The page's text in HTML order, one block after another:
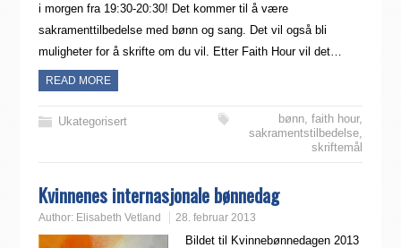
i morgen fra 19:30-20:30! Det kommer til å være
sakramenttilbedelse med bønn og sang. Det vil også bli
muligheter for å skrifte om du vil. Etter Faith Hour vil det…
READ MORE
Ukategorisert bønn ,faith hour,
sakramentstilbedelse
skriftemål
Kvinnenes internasjonale bønnedag
Author: Elisabeth Vetland 28. februar 2013
Bildet til Kvinnebønnedagen 2013